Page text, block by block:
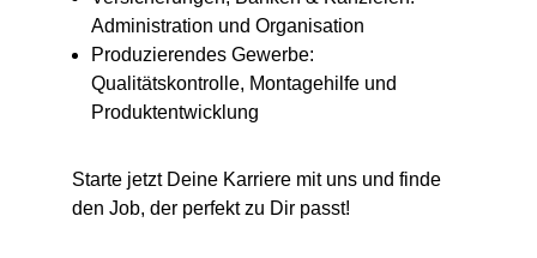
Administration und Organisation
Produzierendes Gewerbe:
Qualitätskontrolle, Montagehilfe und
Produktentwicklung
Starte jetzt Deine Karriere mit uns und finde
den Job, der perfekt zu Dir passt!